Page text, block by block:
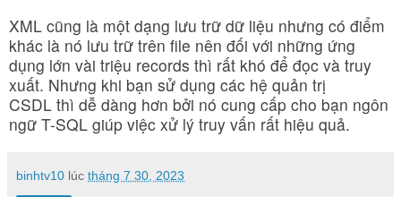
XML cũng là một dạng lưu trữ dữ liệu nhưng có điểm
khác là nó lưu trữ trên file nên đối với những ứng
dụng lớn vài triệu records thì rất khó để đọc và truy
xuất. Nhưng khi bạn sử dụng các hệ quản trị
CSDL thì dễ dàng hơn bởi nó cung cấp cho bạn ngôn
ngữ T-SQL giúp việc xử lý truy vấn rất hiệu quả.
binhtv10 lúc tháng 7 30, 2023